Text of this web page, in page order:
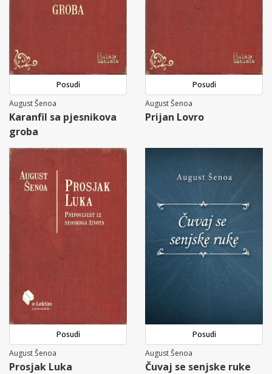
Posudi
August Šenoa
Karanfil sa pjesnikova
groba
Posudi
August Šenoa
Prijan Lovro
Posudi
August Šenoa
Prosjak Luka
Posudi
August Šenoa
Čuvaj se senjske ruke